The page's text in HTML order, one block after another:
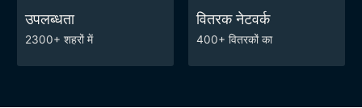
उपलब्धता
2300+ शहरों में
वितरक नेटवर्क
400+ वितरकों का